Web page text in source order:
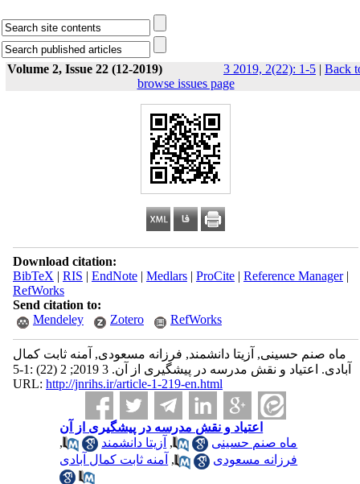
Volume 2, Issue 22 (12-2019) 3 2019, 2(22): 1-5 | Back
browse issues page
Download citation:
BibTeX | RIS | EndNote| Medlars| ProCite| Reference Manager|
RefWorks
Send citation to:
Mendeley
Zotero RefWorks
ماه صنم حسینی, آزیتا دانشمند, فرزانه مسعودی, آمنه ثابت کمال
آبادی. اعتیاد و نقش مدرسه در پیشگیری از آن. 3 2019; 2 (22) :1-5
URL: http://jnrihs.ir/article-1-219-en.html
اعتیاد و نقش مدرسه در پیشگیری از آن
ماه صنم حسینی
, آزیتا دانشمند
,
فرزانه مسعودی
, آمنه ثابت کمال آبادی